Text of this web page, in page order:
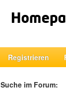
Registrieren
Suche im Forum: